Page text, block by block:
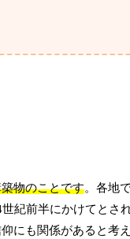
物のことです。各地
紀前半にかけてとさ
にも関係があると考え